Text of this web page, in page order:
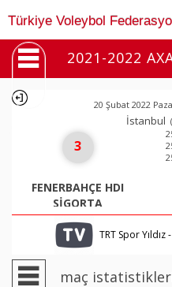
Türkiye Voleybol
2021-2022
20 Şubat 2022
İstanbul
3
FENERBAHÇE HDI
SİGORTA
TRT Spor
maç